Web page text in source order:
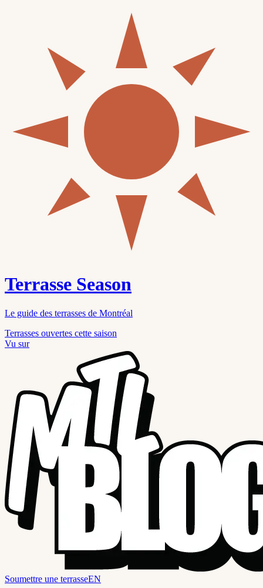
Terrasse Season
Le guide des terrasses de Montréal
Terrasses ouvertes cette saison
Vu sur
Soumettre une terrasseEN